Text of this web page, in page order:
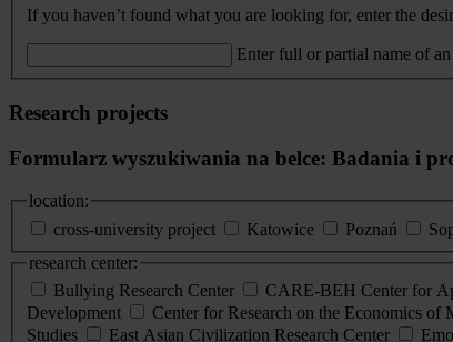
If you haven’t found what you are looking for, enter the
Enter full or partial name of
Research projects
Formularz wyszukiwania na belce: Badania i
location:
cross-university project
Katowice Poznań
research center:
Bullying Research Center
CARE-BEH Center for
Development
Center for Research on the Economics of
Studies
East Asian Civilization Research Center